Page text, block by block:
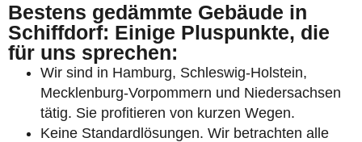
Bestens gedämmte Gebäude in
Schiffdorf: Einige Pluspunkte, die
für uns sprechen:
Wir sind in Hamburg, Schleswig-Holstein,
Mecklenburg-Vorpommern und Niedersachsen
tätig. Sie profitieren von kurzen Wegen.
Keine Standardlösungen. Wir betrachten alle